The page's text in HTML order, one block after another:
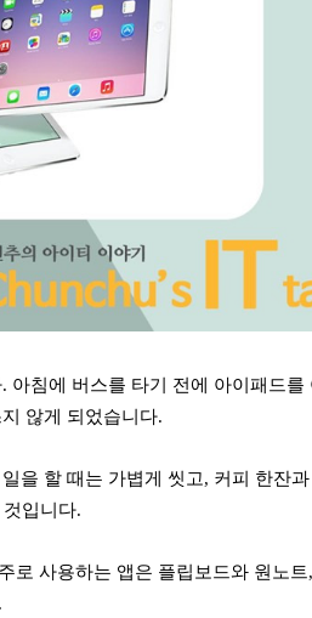
침에 버스를 타기 전에 아이패드를
않게 되었습니다.
을 할 때는 가볍게 씻고, 커피 한잔
입니다.
로 사용하는 앱은 플립보드와 원노